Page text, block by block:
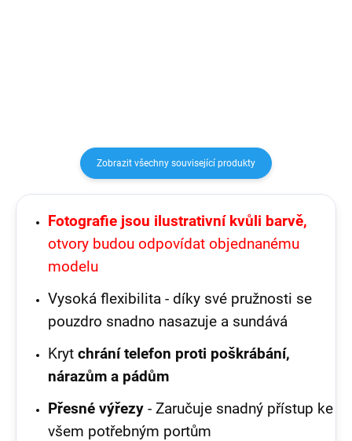
Zobrazit všechny související produkty
Fotografie jsou ilustrativní kvůli barvě,
otvory budou odpovídat objednanému
modelu
Vysoká flexibilita - díky své pružnosti se
pouzdro snadno nasazuje a sundává
Kryt chrání telefon proti poškrábání,
nárazům a pádům
Přesné výřezy - Zaručuje snadný přístup ke
všem potřebným portům